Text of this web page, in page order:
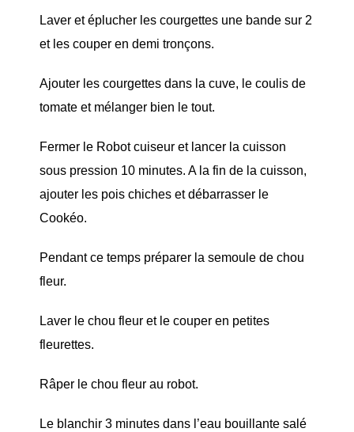
Laver et éplucher les courgettes une bande sur 2
et les couper en demi tronçons.
Ajouter les courgettes dans la cuve, le coulis de
tomate et mélanger bien le tout.
Fermer le Robot cuiseur et lancer la cuisson
sous pression 10 minutes. A la fin de la cuisson,
ajouter les pois chiches et débarrasser le
Cookéo.
Pendant ce temps préparer la semoule de chou
fleur.
Laver le chou fleur et le couper en petites
fleurettes.
Râper le chou fleur au robot.
Le blanchir 3 minutes dans l’eau bouillante salé